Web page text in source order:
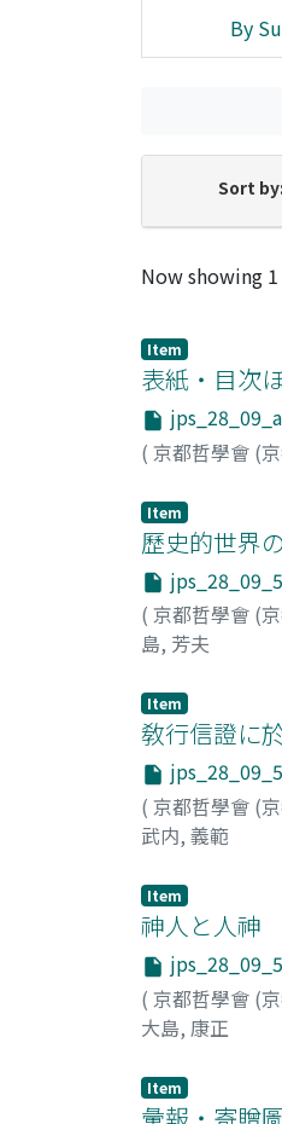
By
Sort by:
Recent
Now showing
Item
表紙・目次
( 京都哲學會 (
Item
歷史的世界
( 京都哲學會 (
島, 芳夫
Item
敎行信證に
( 京都哲學會 (
武内, 義範
Item
神人と人神
( 京都哲學會 (
大島, 康正
Item
彙報・寄贈